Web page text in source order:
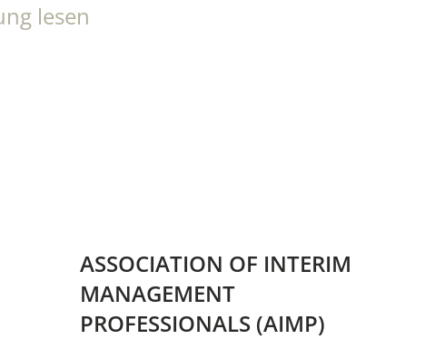
lesen
ASSOCIATION OF INTERIM
MANAGEMENT
PROFESSIONALS (AIMP)